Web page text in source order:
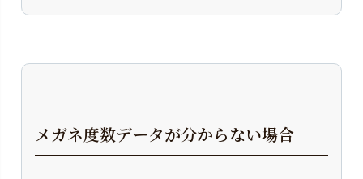
メガネ度数データが分からない場合